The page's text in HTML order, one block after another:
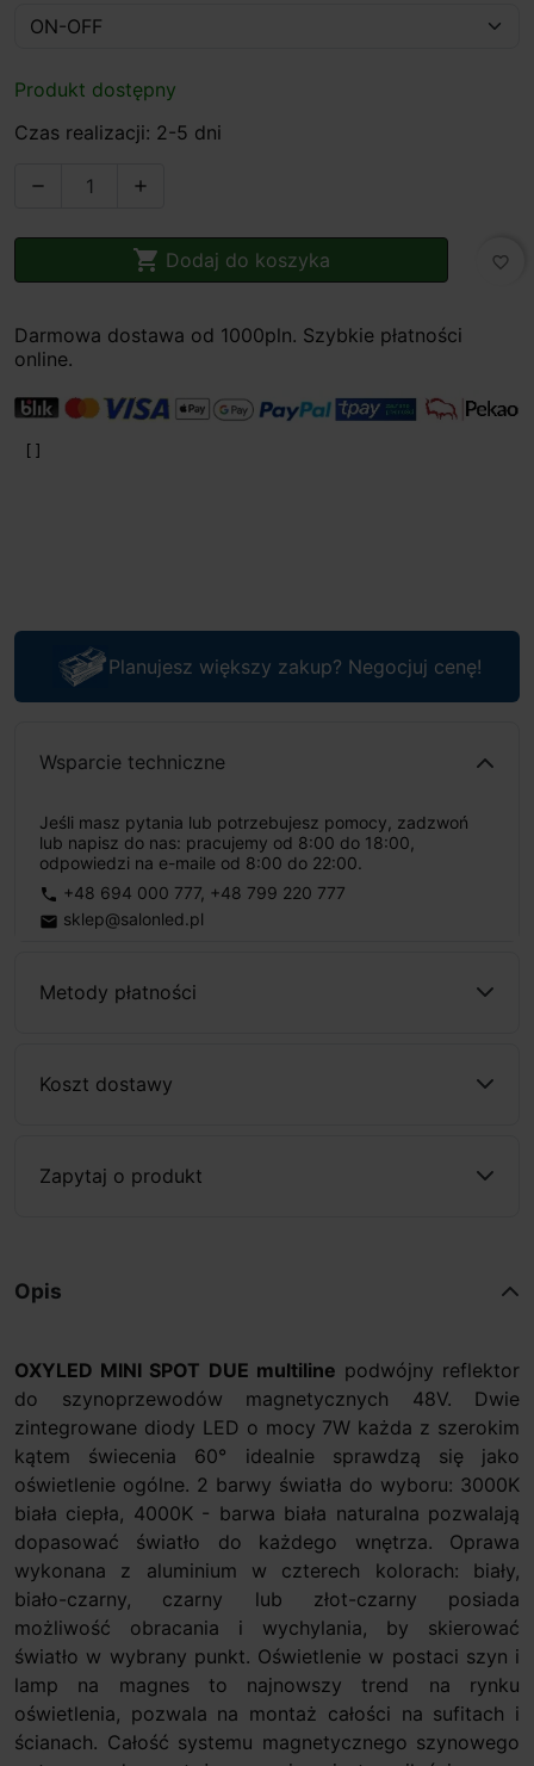
Produkt dostępny
Czas realizacji: 2-5 dni
 
 Dodaj do koszyka favorite_border
Darmowa dostawa od 1000pln. Szybkie płatności
online.
Planujesz większy zakup? Negocjuj cenę!
Wsparcie techniczne
Jeśli masz pytania lub potrzebujesz pomocy, zadzwoń
lub napisz do nas: pracujemy od 8:00 do 18:00,
odpowiedzi na e-maile od 8:00 do 22:00.
phone +48 694 000 777, +48 799 220 777
email sklep@salonled.pl
Metody płatności
Koszt dostawy
Zapytaj o produkt
Opis
OXYLED MINI SPOT DUE multiline podwójny reflektor
do szynoprzewodów magnetycznych 48V. Dwie
zintegrowane diody LED o mocy 7W każda z szerokim
kątem świecenia 60° idealnie sprawdzą się jako
oświetlenie ogólne. 2 barwy światła do wyboru: 3000K
biała ciepła, 4000K - barwa biała naturalna pozwalają
dopasować światło do każdego wnętrza. Oprawa
wykonana z aluminium w czterech kolorach: biały,
biało-czarny, czarny lub złot-czarny posiada
możliwość obracania i wychylania, by skierować
światło w wybrany punkt. Oświetlenie w postaci szyn i
lamp na magnes to najnowszy trend na rynku
oświetlenia, pozwala na montaż całości na sufitach i
ścianach. Całość systemu magnetycznego szynowego